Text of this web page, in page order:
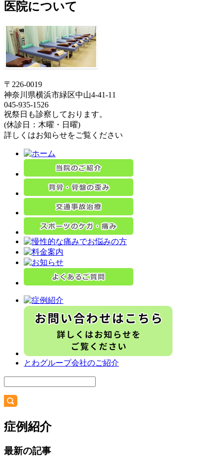
医院について
〒226-0019
神奈川県横浜市緑区中山4-41-11
045-935-1526
祝祭日も診察しております。
(休診日：木曜・日曜)
詳しくはお知らせをご覧ください
とわグループ会社のご紹介
症例紹介
最新の記事